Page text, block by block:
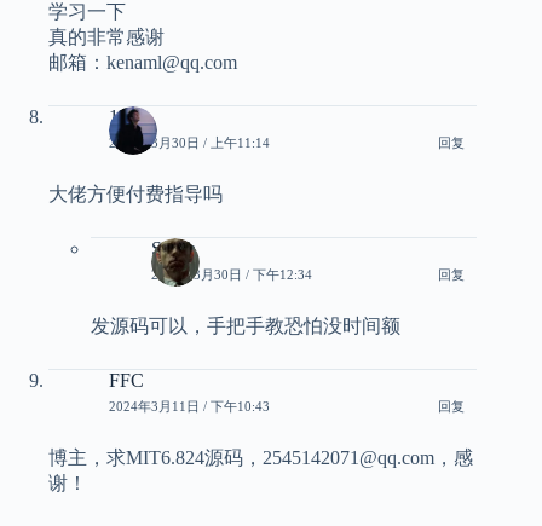
学习一下
真的非常感谢
邮箱：kenaml@qq.com
111
2024年3月30日 / 上午11:14 回复
大佬方便付费指导吗
Smith
2024年3月30日 / 下午12:34 回复
发源码可以，手把手教恐怕没时间额
FFC
2024年3月11日 / 下午10:43 回复
博主，求MIT6.824源码，2545142071@qq.com，感
谢！